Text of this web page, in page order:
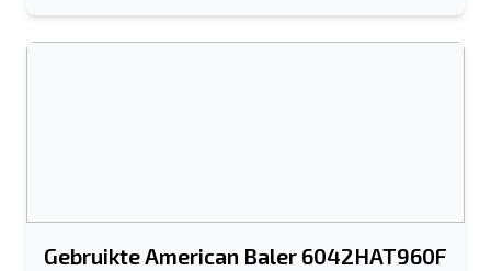
Gebruikte American Baler 6042HAT960F